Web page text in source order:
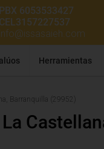
PBX 6053533427
CEL3157227537
info@issasaieh.com
Herramientas
Barranquilla (29952)